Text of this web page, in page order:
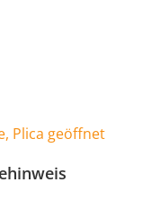
Plica geöffnet